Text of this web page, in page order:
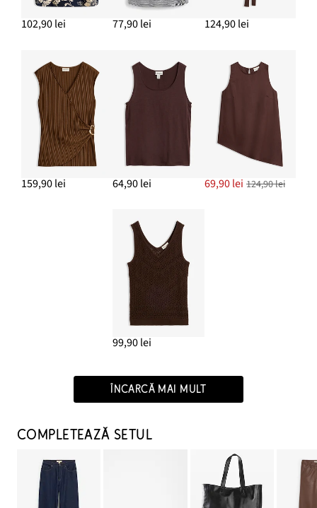
ADAUGĂ ÎN COȘ
102,90 lei 77,90 lei 124,90 lei
159,90 lei 64,90 lei 69,90 lei 124,90 lei
99,90 lei
ÎNCARCĂ MAI MULT
COMPLETEAZĂ SETUL